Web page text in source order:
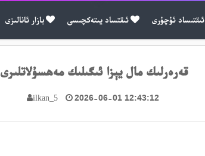
ئىقتىساد ئۇچۇرى ئىقتساد يىتەكچىسى بازار ئانالىزى
قەرەرلىك مال يېزا ئىگىلىك مەھسۇلاتلىرى
ilkan_5 2026-06-01 12:43:12